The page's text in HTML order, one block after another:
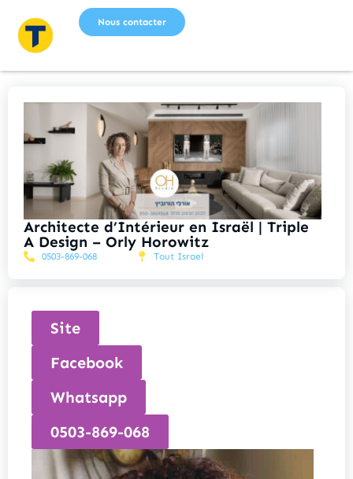
Nous contacter
Architecte d’Intérieur en Israël | Triple
A Design – Orly Horowitz
0503-869-068 Tout Israel
Site
Facebook
Whatsapp
0503-869-068